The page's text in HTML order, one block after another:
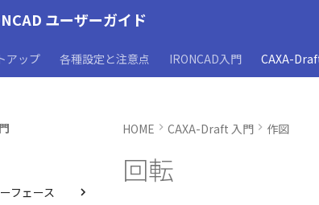
ユーザーガイド
アップ 各種設定と注意点 IRONCAD入門 CAXA-
フェース
HOME CAXA-Draft 入門 作図
回転